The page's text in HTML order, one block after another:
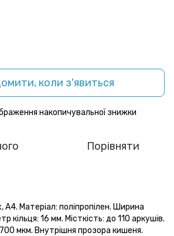
коли з'явиться
накопичувальної знижки
Порівняти
А4. Матеріал: поліпропілен. Ширина
кільця: 16 мм. Місткість: до 110 аркушів.
мкм. Внутрішня прозора кишеня.